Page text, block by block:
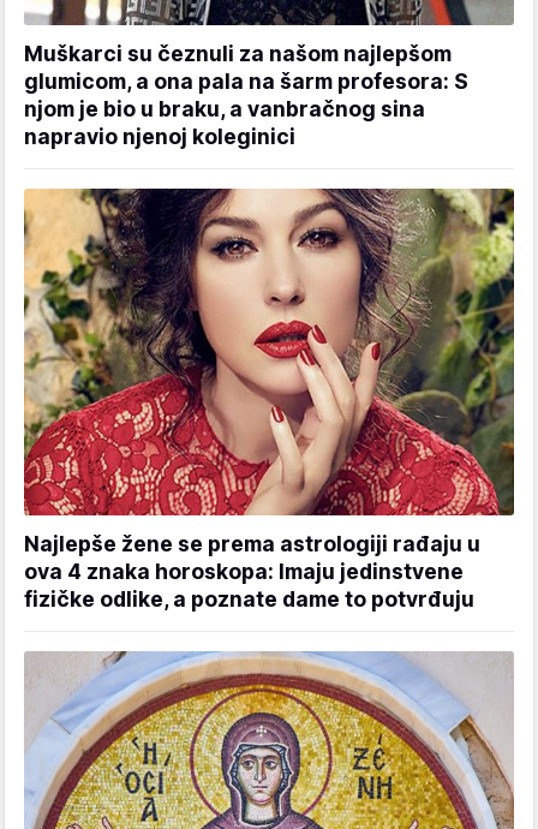
Muškarci su čeznuli za našom najlepšom
glumicom, a ona pala na šarm profesora: S
njom je bio u braku, a vanbračnog sina
napravio njenoj koleginici
Najlepše žene se prema astrologiji rađaju u
ova 4 znaka horoskopa: Imaju jedinstvene
fizičke odlike, a poznate dame to potvrđuju